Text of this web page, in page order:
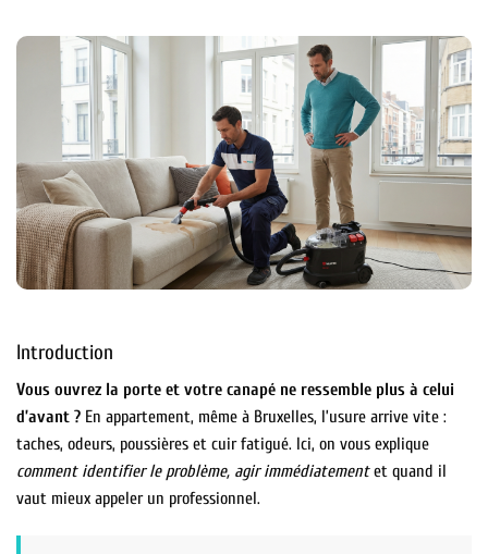
Introduction
Vous ouvrez la porte et votre canapé ne ressemble plus à celui
d’avant ? En appartement, même à Bruxelles, l’usure arrive vite :
taches, odeurs, poussières et cuir fatigué. Ici, on vous explique
comment identifier le problème, agir immédiatementet quand il
vaut mieux appeler un professionnel.